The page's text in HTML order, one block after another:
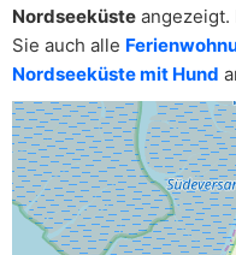
Nordseeküste angezeigt.
Sie auch alle
Nordseeküste mit Hund